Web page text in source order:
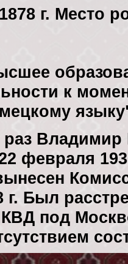
г. Место
к
раз
февраля
г. Был
под